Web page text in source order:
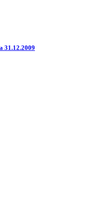
31.12.2009